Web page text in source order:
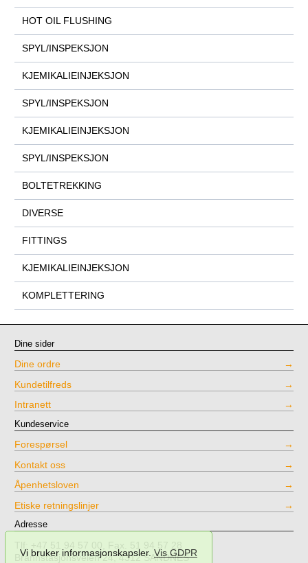
Vi bruker informasjonskapsler.Vis GDPR
HOT OIL FLUSHING
SPYL/INSPEKSJON
KJEMIKALIEINJEKSJON
SPYL/INSPEKSJON
KJEMIKALIEINJEKSJON
SPYL/INSPEKSJON
BOLTETREKKING
DIVERSE
FITTINGS
KJEMIKALIEINJEKSJON
KOMPLETTERING
Dine sider
Dine ordre
Kundetilfreds
Intranett
Kundeservice
Forespørsel
Kontakt oss
Åpenhetsloven
Etiske retningslinjer
Adresse
Tlf: +47 51 94 57 00, Fax. 51 94 57 28
Brannstasjonsveien 24, 4312 SANDNES